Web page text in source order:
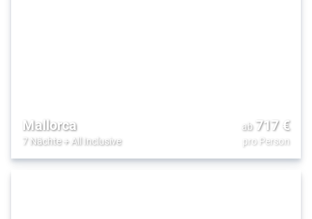
Mallorca
7 Nächte+ All Inclusive
ab 717€
pro Person